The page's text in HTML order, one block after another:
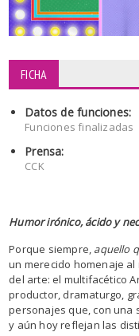
FICHA
Datos de funciones:
Funciones finalizadas
Prensa:
CCK
Humor irónico, ácido y
Porque siempre, aquello
un merecido homenaje
del arte: el multifacético
productor, dramaturgo,
personajes que, con una
y aún hoy reflejan las